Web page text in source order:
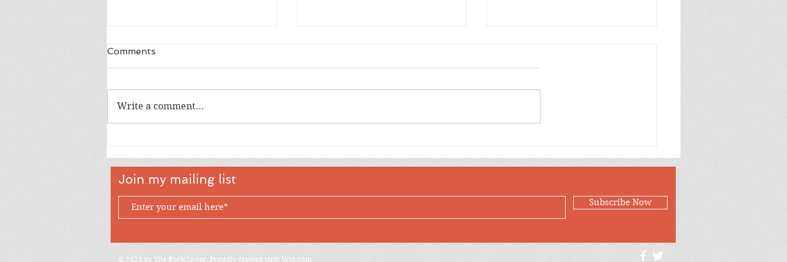
က ဘာလဲ?
လို့ စျေးပေါနေတာလဲ?
Comments
Write a comment...
Join my mailing list
Subscribe Now
© 2023 by The Book Lover. Proudly created with Wix.com